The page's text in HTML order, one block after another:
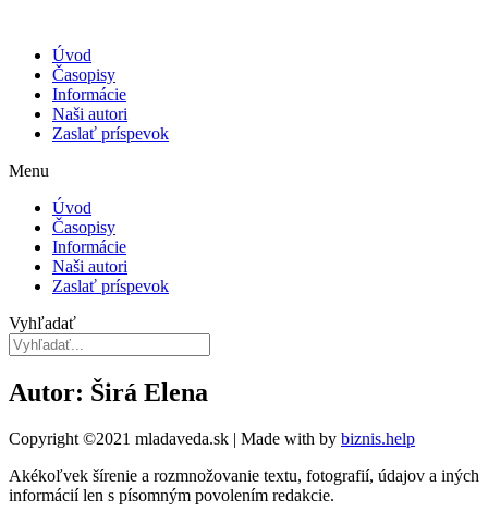
Úvod
Časopisy
Informácie
Naši autori
Zaslať príspevok
Menu
Úvod
Časopisy
Informácie
Naši autori
Zaslať príspevok
Vyhľadať
Autor: Širá Elena
Copyright ©2021 mladaveda.sk | Made with by biznis.help
Akékoľvek šírenie a rozmnožovanie textu, fotografií, údajov a iných
informácií len s písomným povolením redakcie.